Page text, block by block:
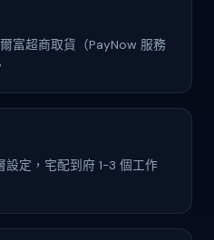
富超商取貨（PayNow 服務
設定，宅配到府 1-3 個工作